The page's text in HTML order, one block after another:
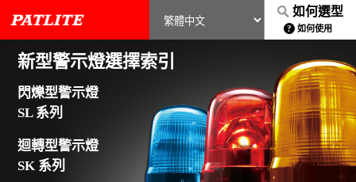
如何選型
如何使用
新型警示燈選擇索引
閃爍型警示燈
SL 系列
迴轉型警示燈
SK 系列